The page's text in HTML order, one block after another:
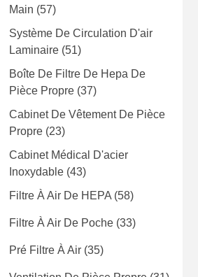
Main (57)
Système De Circulation D'air
Laminaire (51)
Boîte De Filtre De Hepa De
Pièce Propre (37)
Cabinet De Vêtement De Pièce
Propre (23)
Cabinet Médical D'acier
Inoxydable (43)
Filtre À Air De HEPA (58)
Filtre À Air De Poche (33)
Pré Filtre À Air (35)